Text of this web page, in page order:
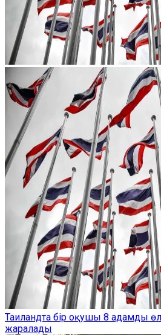
Таиландта бір оқушы 8 адамды
жаралады